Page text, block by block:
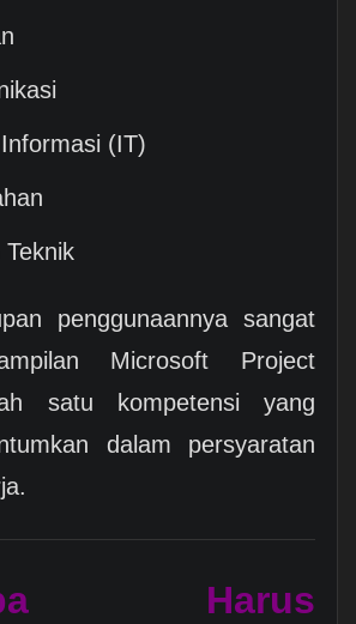
(IT)
penggunaannya sangat
Microsoft Project
satu kompetensi yang
dalam persyaratan
Harus